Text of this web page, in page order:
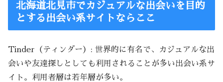
北海道北見市でカジュアルな出会いを目的
とする出会い系サイトならここ
Tinder（ティンダー）: 世界的に有名で、カジュアルな出
会いや友達探しとしても利用されることが多い出会い系サ
イト。利用者層は若年層が多い。